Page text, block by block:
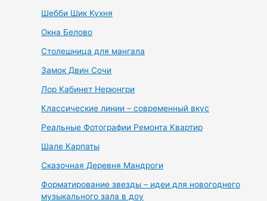
Шебби Шик Кухня
Окна Белово
Столешница для мангала
Замок Двин Сочи
Лор Кабинет Нерюнгри
Классические линии – современный вкус
Реальные Фотографии Ремонта Квартир
Шале Карпаты
Сказочная Деревня Мандроги
Форматирование звезды – идеи для новогоднего
музыкального зала в доу